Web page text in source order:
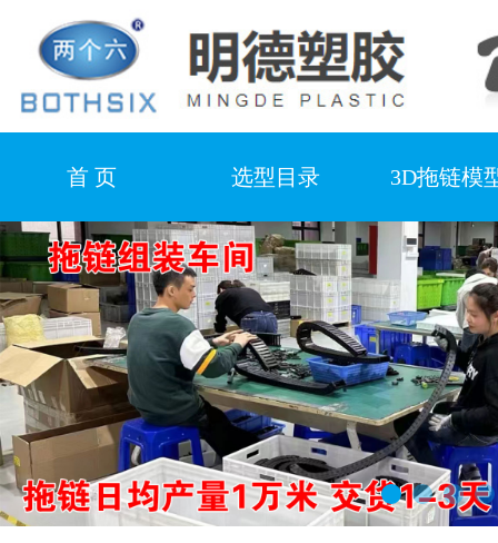
首 页 选型目录 3D拖链模
产品视频 合作客户 厂房设
新闻中心 联系我们